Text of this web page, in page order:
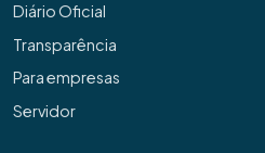
Diário Oficial
Transparência
Para empresas
Servidor